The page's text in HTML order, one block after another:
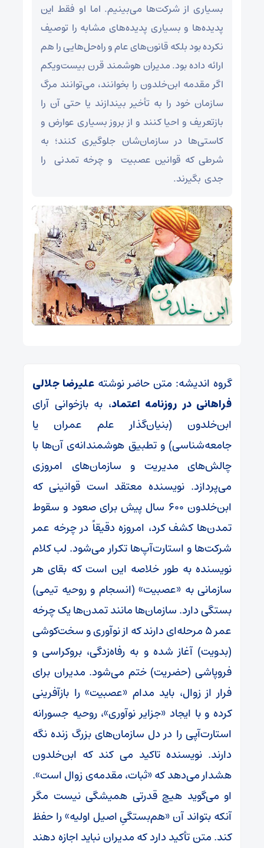
بسیاری از شرکت‌ها می‌بینیم. اما او فقط این
پدیده‌ها و بسیاری پدیده‌های مشابه را توصیف
نکرده بود بلکه قانون‌های عام و راه‌حل‌هایی را هم
ارائه داده بود. مدیران هوشمند قرن بیست‌ویکم
اگر مقدمه ابن‌خلدون را بخوانند، می‌توانند مرگ
سازمان خود را به تأخیر بیندازند یا حتی آن را
بازتعریف و احیا کنند و از بروز بسیاری عوارض و
کاستی‌ها در سازمان‌شان جلوگیری کنند؛ به
شرطی که قوانین عصبیت و چرخه تمدنی را
جدی بگیرند.
گروه اندیشه: متن حاضر نوشته علیرضا جلالی
فراهانی در روزنامه اعتماد، به بازخوانی آرای
ابن‌خلدون (بنیان‌گذار علم عمران یا
جامعه‌شناسی) و تطبیق هوشمندانه‌ی آن‌ها با
چالش‌های مدیریت و سازمان‌های امروزی
می‌پردازد. نویسنده معتقد است قوانینی که
ابن‌خلدون ۶۰۰ سال پیش برای صعود و سقوط
تمدن‌ها کشف کرد، امروزه دقیقاً در چرخه عمر
شرکت‌ها و استارت‌آپ‌ها تکرار می‌شود. لب کلام
نویسنده به طور خلاصه این است که بقای هر
سازمانی به «عصبیت» (انسجام و روحیه تیمی)
بستگی دارد. سازمان‌ها مانند تمدن‌ها یک چرخه
عمر ۵ مرحله‌ای دارند که از نوآوری و سخت‌کوشی
(بدویت) آغاز شده و به رفاه‌زدگی، بروکراسی و
فروپاشی (حضریت) ختم می‌شود. مدیران برای
فرار از زوال، باید مدام «عصبیت» را بازآفرینی
کرده و با ایجاد «جزایر نوآوری»، روحیه جسورانه
استارت‌آپی را در دل سازمان‌های بزرگ زنده نگه
دارند. نویسنده تاکید می کند که ابن‌خلدون
هشدار می‌دهد که «ثبات، مقدمه‌ی زوال است».
او می‌گوید هیچ قدرتی همیشگی نیست مگر
آنکه بتواند آن «هم‌بستگیِ اصیل اولیه» را حفظ
کند. متن تأکید دارد که مدیران نباید اجازه دهند